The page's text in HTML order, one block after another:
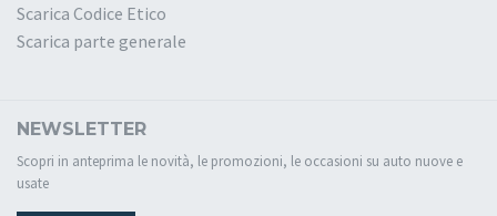
Scarica Codice Etico
Scarica parte generale
NEWSLETTER
Scopri in anteprima le novità, le promozioni, le occasioni su auto nuove e
usate